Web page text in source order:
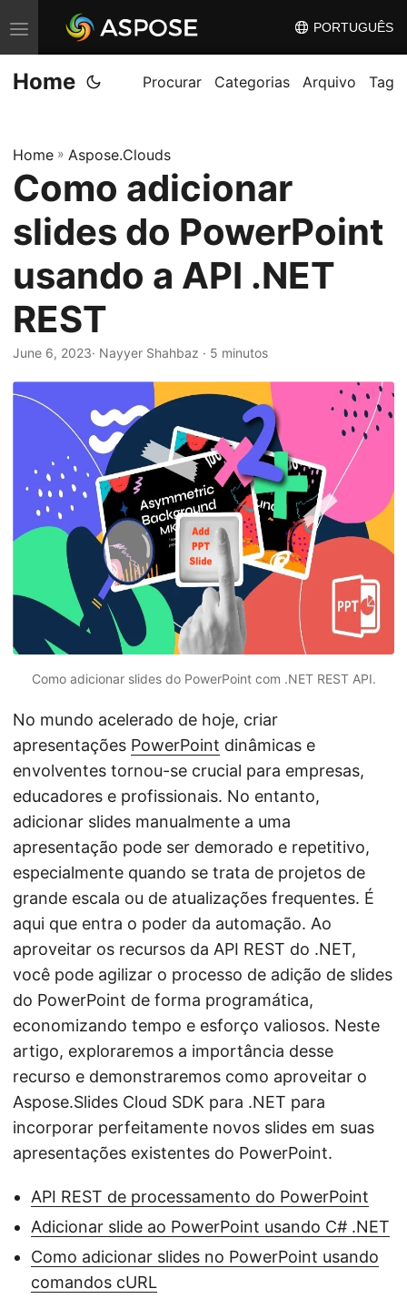
A
l
t
n
a
n
v
e
g
a
ç
PORTUGUÊS
Home Procurar Categorias Arquivo Tag
Home » Aspose.Clouds
Como adicionar
slides do PowerPoint
usando a API .NET
REST
June 6, 2023· Nayyer Shahbaz · 5 minutos
Como adicionar slides do PowerPoint com .NET REST API.
No mundo acelerado de hoje, criar
apresentações PowerPoint dinâmicas e
envolventes tornou-se crucial para empresas,
educadores e profissionais. No entanto,
adicionar slides manualmente a uma
apresentação pode ser demorado e repetitivo,
especialmente quando se trata de projetos de
grande escala ou de atualizações frequentes. É
aqui que entra o poder da automação. Ao
aproveitar os recursos da API REST do .NET,
você pode agilizar o processo de adição de slides
do PowerPoint de forma programática,
economizando tempo e esforço valiosos. Neste
artigo, exploraremos a importância desse
recurso e demonstraremos como aproveitar o
Aspose.Slides Cloud SDK para .NET para
incorporar perfeitamente novos slides em suas
apresentações existentes do PowerPoint.
API REST de processamento do PowerPoint
Adicionar slide ao PowerPoint usando C# .NET
Como adicionar slides no PowerPoint usando
comandos cURL